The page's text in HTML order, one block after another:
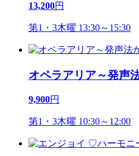
13,200円
第1・3木曜 13:30～15:30
オペラアリア～発声
9,900円
第1・3木曜 10:30～12:00